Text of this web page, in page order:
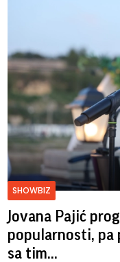
SHOWBIZ
Jovana Pajić
popularnosti, pa
sa tim...